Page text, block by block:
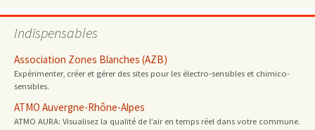
Indispensables
Association Zones Blanches (AZB)
Expérimenter, créer et gérer des sites pour les électro-sensibles et chimico-
sensibles.
ATMO Auvergne-Rhône-Alpes
ATMO AURA: Visualisez la qualité de l’air en temps réel dans votre commune.